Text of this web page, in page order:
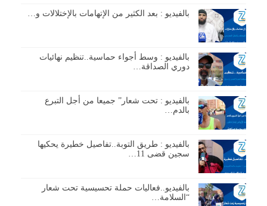
بالفيديو : بعد الكثير من الإتهامات بالإختلالات و…
بالفيديو : وسط أجواء حماسية..تنظيم نهائيات
دوري الصداقة…
بالفيديو : تحت شعار” جميعا من أجل التبرع
بالدم…
بالفيديو : طريق التوبة..تفاصيل خطيرة يحكيها
سجين قضى 11…
بالفيديو..فعاليات حملة تحسيسية تحت شعار
“السلامة…